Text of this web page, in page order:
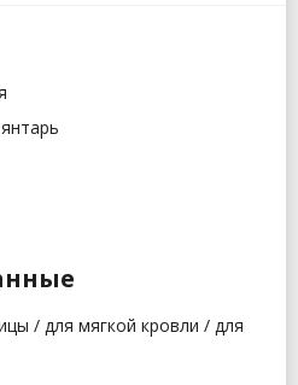
/ для мягкой кровли / для